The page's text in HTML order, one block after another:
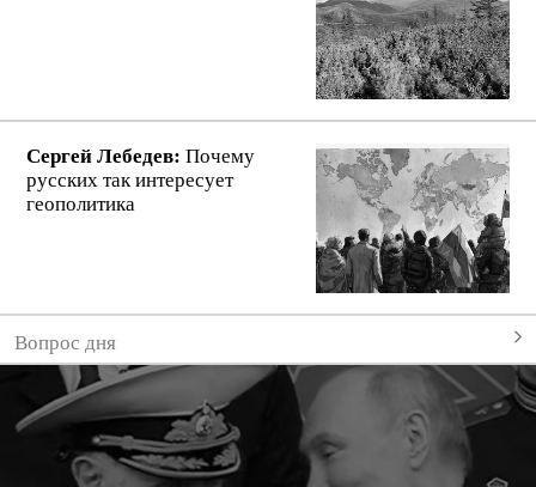
Сергей Лебедев: Почему
русских так интересует
геополитика
Вопрос дня